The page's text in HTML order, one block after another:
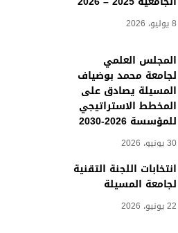
8 يوليو، 2026
المجلس العلمي
لجامعة محمد بوضياف
المسيلة يصادق على
المخطط الاستراتيجي
للمؤسسة 2026-2030
30 يونيو، 2026
انتخابات اللجنة التقنية
لجامعة المسيلة
22 يونيو، 2026